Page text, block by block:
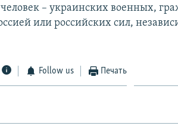
– украинских военных,
или российских сил,
Follow us Печать